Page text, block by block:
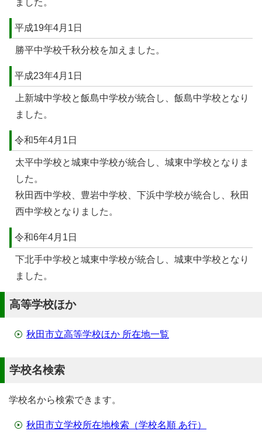
ました。
平成19年4月1日
勝平中学校千秋分校を加えました。
平成23年4月1日
上新城中学校と飯島中学校が統合し、飯島中学校となり
ました。
令和5年4月1日
太平中学校と城東中学校が統合し、城東中学校となりま
した。
秋田西中学校、豊岩中学校、下浜中学校が統合し、秋田
西中学校となりました。
令和6年4月1日
下北手中学校と城東中学校が統合し、城東中学校となり
ました。
高等学校ほか
秋田市立高等学校ほか 所在地一覧
学校名検索
学校名から検索できます。
秋田市立学校所在地検索（学校名順 あ行）